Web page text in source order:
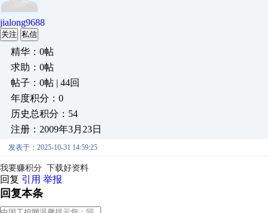
jialong9688
关注 私信
精华：0帖
求助：0帖
帖子：0帖 | 44回
年度积分：0
历史总积分：54
注册：2009年3月23日
发表于：2025-10-31 14:59:25
我要赚积分 下载好资料
回复 引用 举报
回复本条